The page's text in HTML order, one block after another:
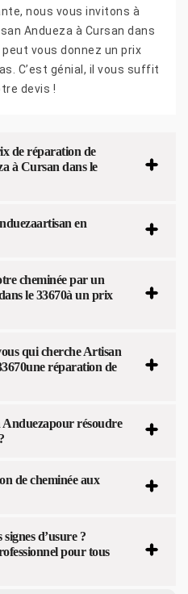
nous vous invitons à
Andueza à Cursan dans
vous donnez un prix
C’est génial, il vous suffit
devis !
de réparation de
à Cursan dans le
en
cheminée par un
le 33670à un prix
qui cherche Artisan
réparation de
Anduezapour résoudre
de cheminée aux
d’usure ?
pour tous